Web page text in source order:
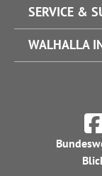
SERVICE &
WALHALLA